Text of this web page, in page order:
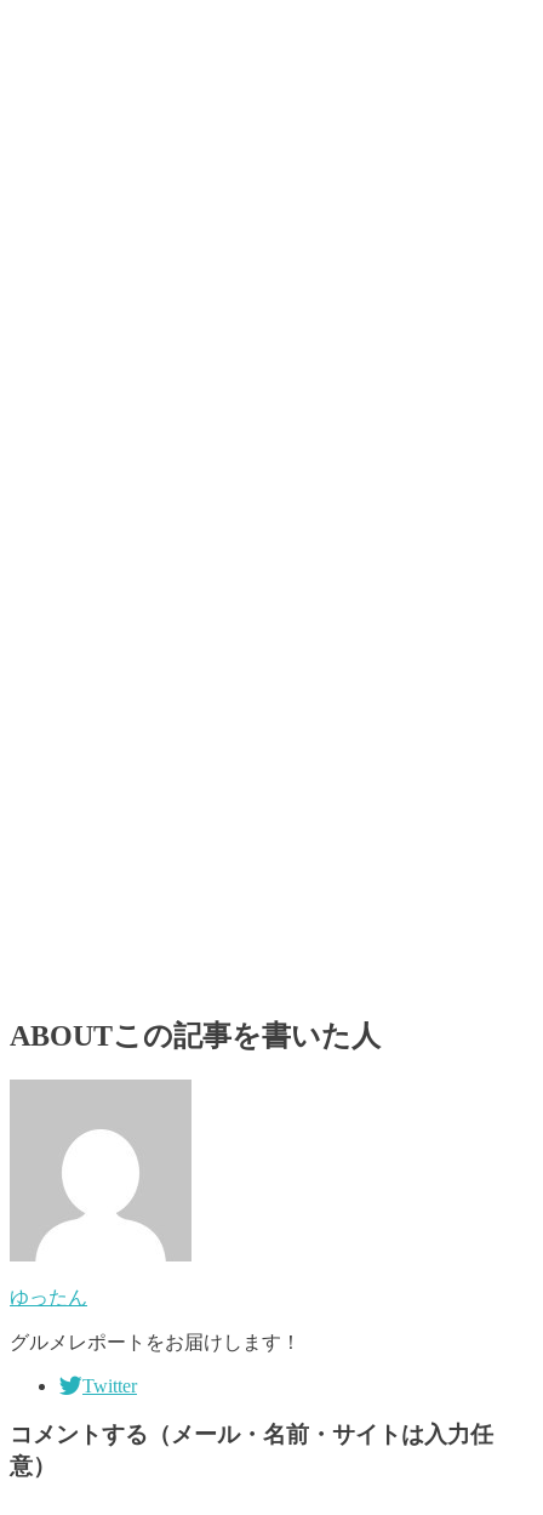
ABOUTこの記事を書いた人
ゆったん
グルメレポートをお届けします！
Twitter
コメントする（メール・名前・サイトは入力任
意）